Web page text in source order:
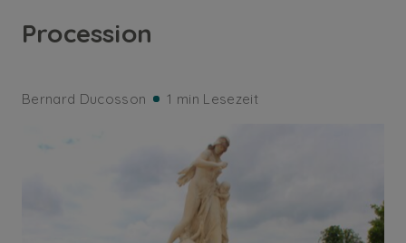
Procession
Bernard Ducosson 1 min Lesezeit